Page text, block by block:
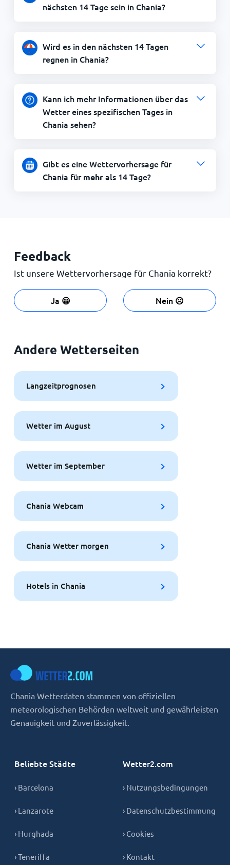
nächsten 14 Tage sein in Chania?
Wird es in den nächsten 14 Tagen
regnen in Chania?
Kann ich mehr Informationen über das
Wetter eines spezifischen Tages in
Chania sehen?
Gibt es eine Wettervorhersage für
Chania fürmehrals 14 Tage?
Feedback
Ist unsere Wettervorhersage für Chania korrekt?
Ja 😀 Nein ☹️
Andere Wetterseiten
Langzeitprognosen
Wetter im August
Wetter im September
Chania Webcam
Chania Wetter morgen
Hotels in Chania
Chania Wetterdaten stammen von offiziellen
meteorologischen Behörden weltweit und gewährleisten
Genauigkeit und Zuverlässigkeit.
Beliebte Städte
› Barcelona
› Lanzarote
› Hurghada
› Teneriffa
Wetter2.com
› Nutzungsbedingungen
› Datenschutzbestimmung
› Cookies
› Kontakt